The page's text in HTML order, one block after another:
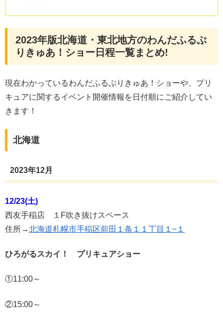
2023年版北海道・東北地方のわんだふるぷ
りきゅあ！ショー日程一覧まとめ!
現在わかっているわんだふるぷりきゅあ！ショーや、プリ
キュアに関するイベント開催情報を日付順にご紹介してい
きます！
北海道
2023年12月
12/23(土)
西友手稲店 １F吹き抜けスペース
住所→北海道札幌市手稲区前田１条１１丁目１−１
ひろがるスカイ！ プリキュアショー
①11:00～
②15:00～